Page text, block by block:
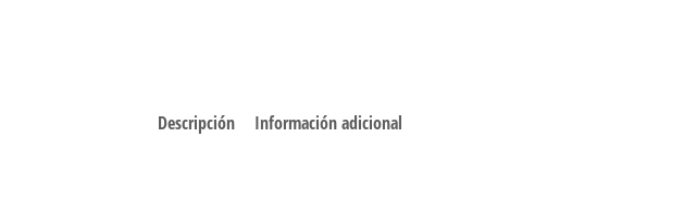
Descripción Información adicional